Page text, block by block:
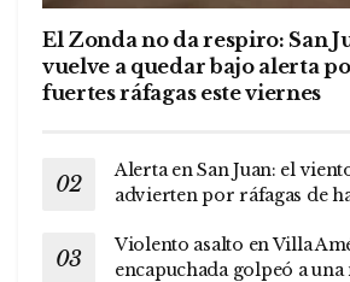
El Zonda no da respiro: San
vuelve a quedar bajo alerta
fuertes ráfagas este viernes
Alerta en San Juan: el
advierten por ráfagas de
Violento asalto en Villa
encapuchada golpeó a